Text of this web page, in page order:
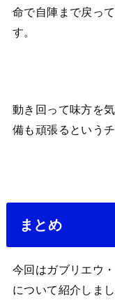
命で自陣まで戻っ
す。
動き回って味方を
備も頑張るという
まとめ
今回はガブリエウ
について紹介しまし